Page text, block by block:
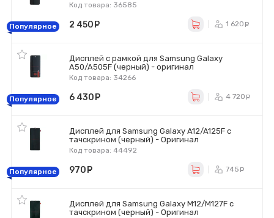
Код товара: 36585
Популярное 2 450 1 620
Дисплей с рамкой для Samsung Galaxy
A50/A505F (черный) - оригинал
Код товара: 34266
Популярное 6 430 4 720
Дисплей для Samsung Galaxy A12/A125F с
тачскрином (черный) - Оригинал
Код товара: 44492
Популярное 970 745
Дисплей для Samsung Galaxy M12/M127F с
тачскрином (черный) - Оригинал